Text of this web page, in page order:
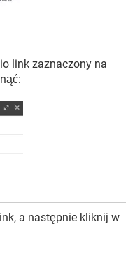
link zaznaczony na
a następnie kliknij w